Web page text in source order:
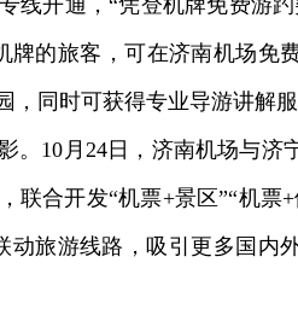
开通，“凭登机牌免费游趵
牌的旅客，可在济南机场免
，同时可获得专业导游讲解
10月24日，济南机场与济
联合开发“机票+景区”“机票
动旅游线路，吸引更多国内